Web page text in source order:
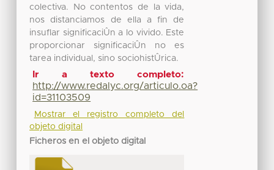
colectiva. No contentos de la vida,
nos distanciamos de ella a fin de
insuflar significaciÛn a lo vivido. Este
proporcionar significaciÛn no es
tarea individual, sino sociohistÛrica.
Ir a texto completo:
http://www.redalyc.org/articulo.oa?
id=31103509
Mostrar el registro completo del
objeto digital
Ficheros en el objeto digital